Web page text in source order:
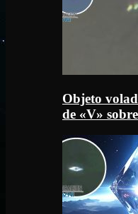
Objeto
de «V»